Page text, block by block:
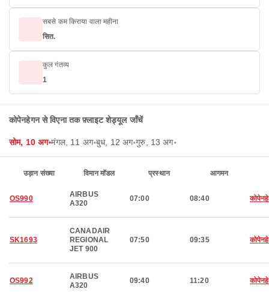
सबसे कम किराया वाला महीना
सित.
कुल गंतव्य
1
कोपेनहेगन से विएना तक फ़्लाइट शेड्यूल जाँचें
सोम, 10 अग॰मंगल, 11 अग॰बुध, 12 अग॰गुरु, 13 अग॰
उड़ान संख्या विमान मॉडल प्रस्थान आगमन
OS990
AIRBUS
A320
07:00 08:40
SK1693
CANADAIR
REGIONAL
JET 900
07:50 09:35
OS992
AIRBUS
A320
09:40 11:20